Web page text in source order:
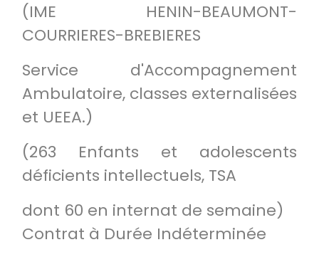
(IME HENIN-BEAUMONT-
COURRIERES-BREBIERES
Service d'Accompagnement
Ambulatoire, classes externalisées
et UEEA.)
(263 Enfants et adolescents
déficients intellectuels, TSA
dont 60 en internat de semaine)
Contrat à Durée Indéterminée